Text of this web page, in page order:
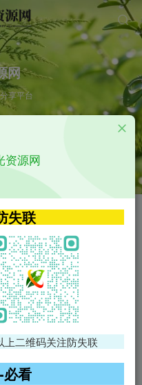
网
享平台
APP源码
影视源码
影视源码
讯轻量4核4G3M服务器38元/
资源网
失联
上二维码关注防失联
看